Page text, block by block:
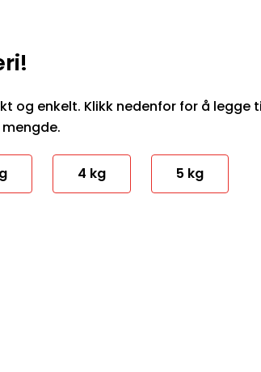
og enkelt. Klikk nedenfor for å legge
4 kg 5 kg